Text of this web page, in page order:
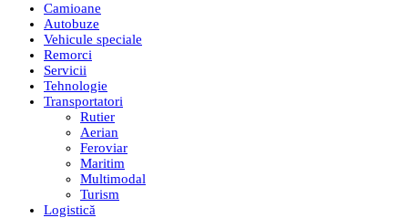
Camioane
Autobuze
Vehicule speciale
Remorci
Servicii
Tehnologie
Transportatori
Rutier
Aerian
Feroviar
Maritim
Multimodal
Turism
Logistică